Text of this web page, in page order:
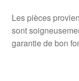
Les pièces
sont
garantie de bon